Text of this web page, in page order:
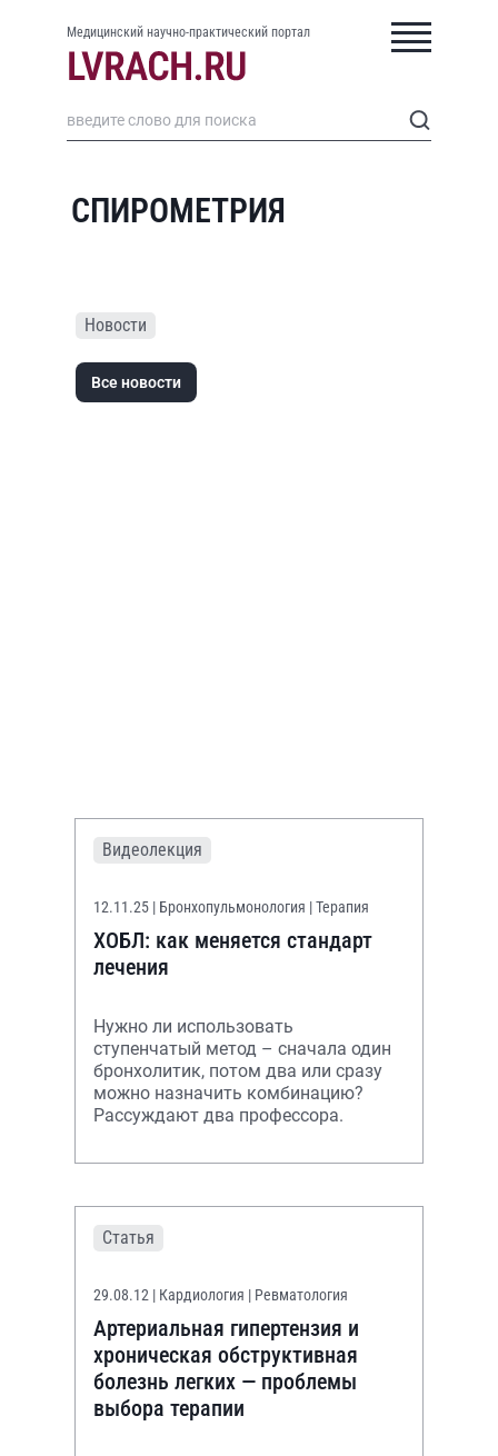
Медицинский научно-практический портал
СПИРОМЕТРИЯ
Новости
Все новости
Видеолекция
12.11.25 | Бронхопульмонология | Терапия
ХОБЛ: как меняется стандарт
лечения
Нужно ли использовать
ступенчатый метод – сначала один
бронхолитик, потом два или сразу
можно назначить комбинацию?
Рассуждают два профессора.
Статья
29.08.12 | Кардиология | Ревматология
Артериальная гипертензия и
хроническая обструктивная
болезнь легких — проблемы
выбора терапии